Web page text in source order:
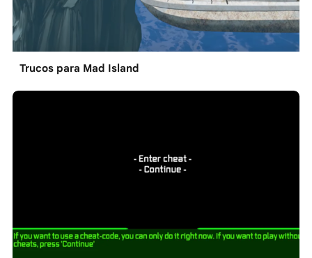
Trucos para Mad Island